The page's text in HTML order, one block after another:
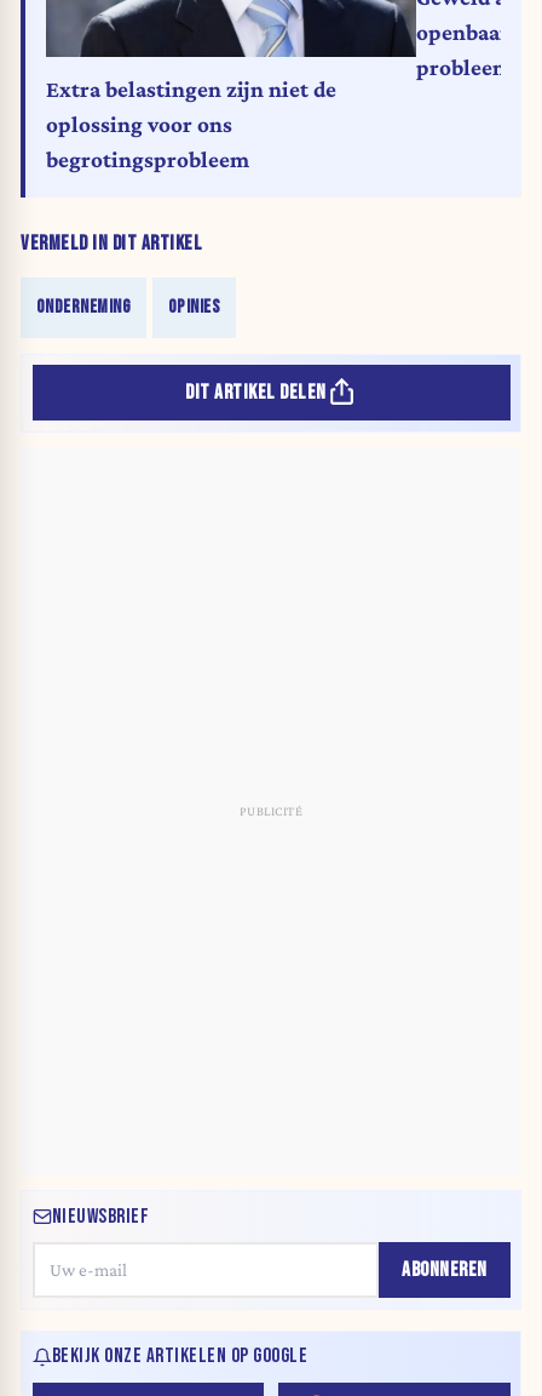
VERMELD IN DIT ARTIKEL
ONDERNEMING OPINIES
Extra belastingen zijn niet de
oplossing voor ons
begrotingsprobleem
openbaar
probleem
DIT ARTIKEL DELEN
NIEUWSBRIEF
ABONNEREN
BEKIJK ONZE ARTIKELEN OP GOOGLE